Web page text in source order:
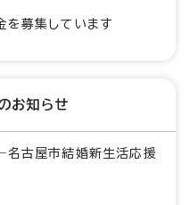
募集しています
お知らせ
名古屋市結婚新生活応援